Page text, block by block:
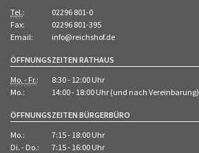
Tel.:
02296 801-0
Fax:
02296 801-395
Email:
info@reichshof.de
ÖFFNUNGSZEITEN RATHAUS
Mo. - Fr.:
8:30 - 12:00 Uhr
Mo.:
14:00 - 18:00 Uhr (und nach Vereinbarung)
ÖFFNUNGSZEITEN BÜRGERBÜRO
Mo.:
7:15 - 18:00 Uhr
Di. - Do.:
7:15 - 16:00 Uhr